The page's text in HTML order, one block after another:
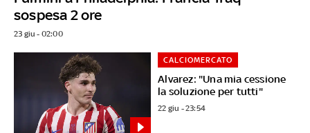
sospesa 2 ore
23 giu - 02:00
Alvarez: "Una mia cessione
la soluzione per tutti"
CALCIOMERCATO
22 giu - 23:54